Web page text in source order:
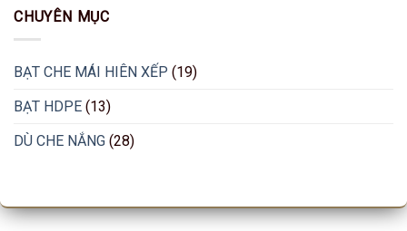
CHUYÊN MỤC
BẠT CHE MÁI HIÊN XẾP (19)
BẠT HDPE (13)
DÙ CHE NẮNG (28)